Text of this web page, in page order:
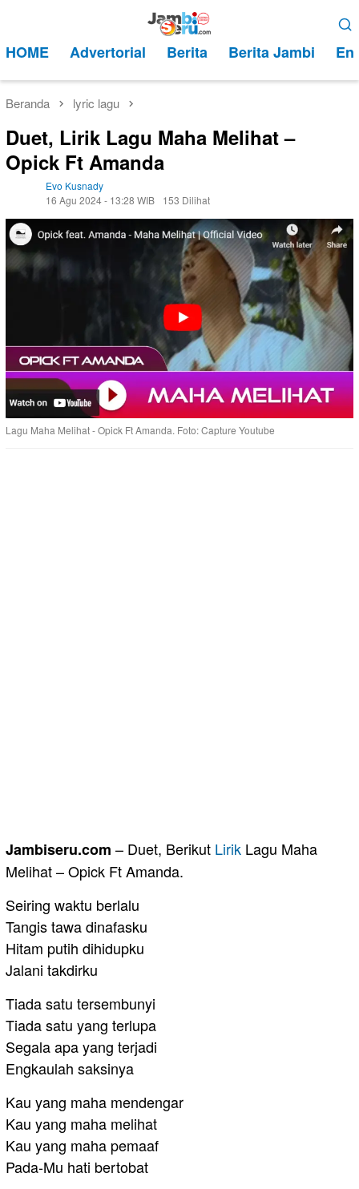
kontenMobile
HOME Advertorial Berita Berita Jambi
Beranda lyric lagu
Duet, Lirik Lagu Maha Melihat –
Opick Ft Amanda
Evo Kusnady
16 Agu 2024 - 13:28 WIB
153 Dilihat
Lagu Maha Melihat - Opick Ft Amanda. Foto: Capture Youtube
Jambiseru.com – Duet, Berikut Lirik Lagu Maha
Melihat – Opick Ft Amanda.
Seiring waktu berlalu
Tangis tawa dinafasku
Hitam putih dihidupku
Jalani takdirku
Tiada satu tersembunyi
Tiada satu yang terlupa
Segala apa yang terjadi
Engkaulah saksinya
Kau yang maha mendengar
Kau yang maha melihat
Kau yang maha pemaaf
Pada-Mu hati bertobat